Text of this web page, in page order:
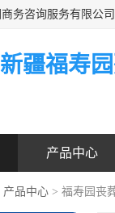
新疆福寿
产品中心
产品中心 > 福寿园丧